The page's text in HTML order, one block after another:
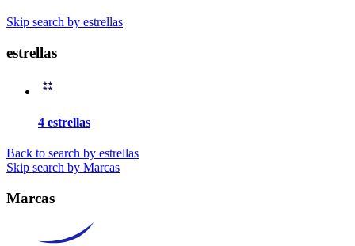
Skip search by estrellas
estrellas
4 estrellas
Back to search by estrellas
Skip search by Marcas
Marcas